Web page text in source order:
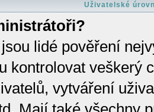
Uživatelské
lidé pověření
kontrolovat veškerý
vytváření